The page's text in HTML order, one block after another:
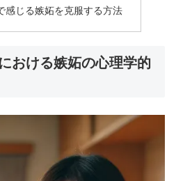
感じる嫉妬を克服する方法
おける嫉妬の心理学的